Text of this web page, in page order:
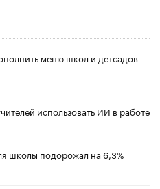
меню школ и детсадов
использовать ИИ в работе
школы подорожал на 6,3%